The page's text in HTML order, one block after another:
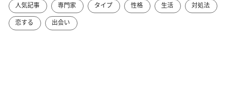
人気記事 専門家 タイプ 性格 生活
対処法
恋する
出会い